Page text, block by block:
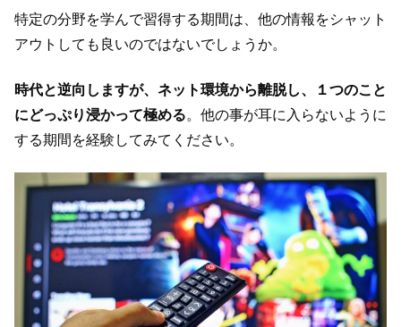
特定の分野を学んで習得する期間は、他の情報をシャット
アウトしても良いのではないでしょうか。
時代と逆向しますが、ネット環境から離脱し、１つのこと
にどっぷり浸かって極める。他の事が耳に入らないように
する期間を経験してみてください。